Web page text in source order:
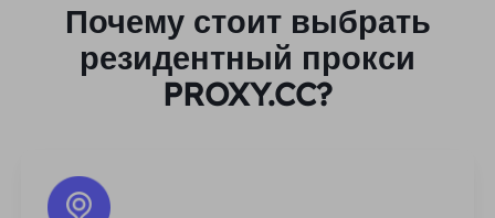
Почему стоит выбрать
резидентный прокси
PROXY.CC?